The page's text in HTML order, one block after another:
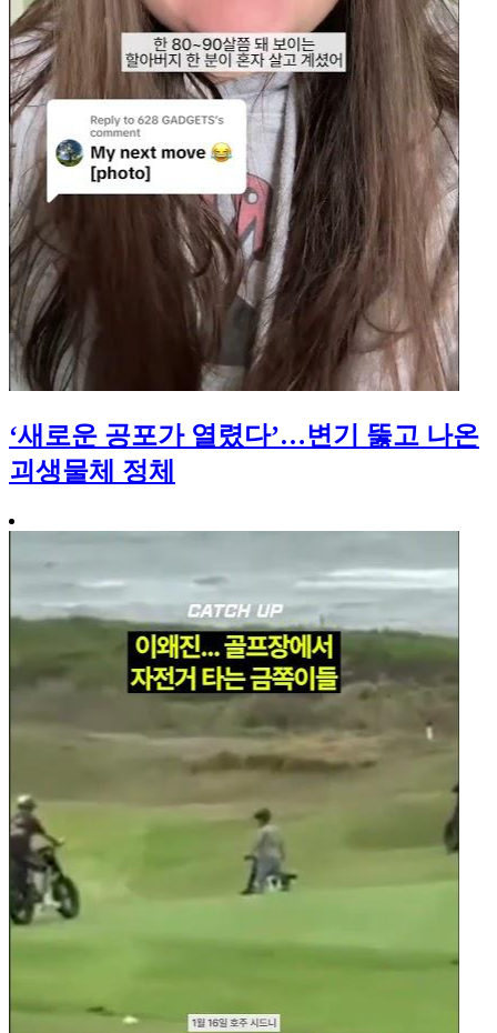
‘새로운 공포가 열렸다’…변기 뚫고 나온
괴생물체 정체